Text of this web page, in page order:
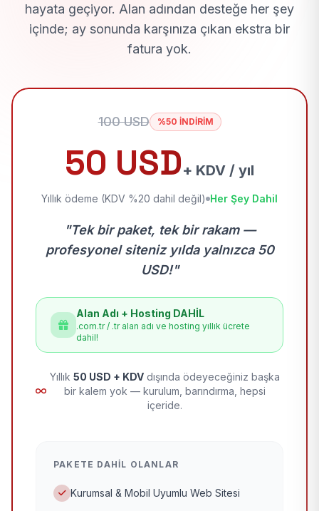
hayata geçiyor. Alan adından desteğe her şey
içinde; ay sonunda karşınıza çıkan ekstra bir
fatura yok.
100 USD %50 İNDİRİM
50 USD+ KDV / yıl
Yıllık ödeme (KDV %20 dahil değil) Her Şey Dahil
"Tek bir paket, tek bir rakam —
profesyonel siteniz yılda yalnızca 50
USD!"
Alan Adı + Hosting DAHİL
.com.tr / .tr alan adı ve hosting yıllık ücrete
dahil!
Yıllık 50 USD + KDV dışında ödeyeceğiniz başka
bir kalem yok — kurulum, barındırma, hepsi
içeride.
PAKETE DAHIL OLANLAR
Kurumsal & Mobil Uyumlu Web Sitesi